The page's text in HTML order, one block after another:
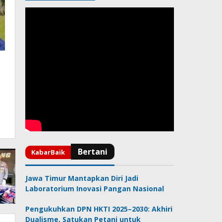
Jawa Timur Mantapkan Diri Jadi
Laboratorium Inovasi Pangan Nasional
Pengukuhkan DPN HKTI 2025–2030: Akhiri
Dualisme, Satukan Petani untuk